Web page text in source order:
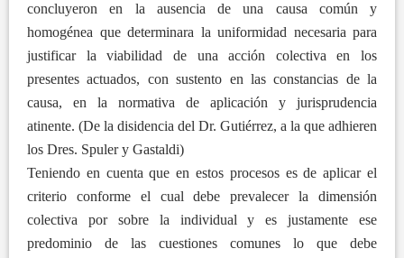
concluyeron en la ausencia de una causa común y
homogénea que determinara la uniformidad necesaria para
justificar la viabilidad de una acción colectiva en los
presentes actuados, con sustento en las constancias de la
causa, en la normativa de aplicación y jurisprudencia
atinente. (De la disidencia del Dr. Gutiérrez, a la que adhieren
los Dres. Spuler y Gastaldi)
Teniendo en cuenta que en estos procesos es de aplicar el
criterio conforme el cual debe prevalecer la dimensión
colectiva por sobre la individual y es justamente ese
predominio de las cuestiones comunes lo que debe